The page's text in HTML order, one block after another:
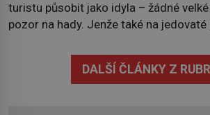
turistu působit jako idyla – žádné
pozor na hady. Jenže také na
Stačí letmý dotyk a ozve se pronikavá
přetrvává i týdny. Nenápadný tento […]
DALŠÍ ČLÁNKY Z